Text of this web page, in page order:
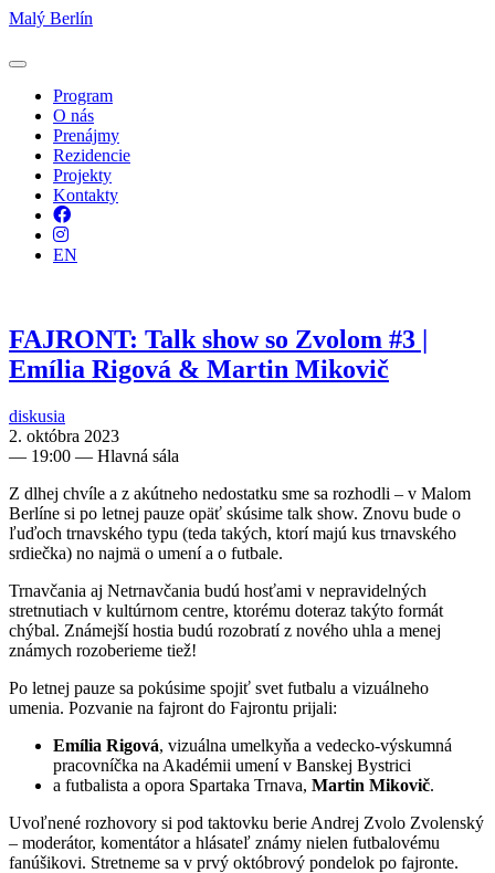
Malý Berlín
Program
O nás
Prenájmy
Rezidencie
Projekty
Kontakty
Facebook
Instagram
EN
FAJRONT: Talk show so Zvolom #3 |
Emília Rigová & Martin Mikovič
diskusia
2. októbra 2023
— 19:00 — Hlavná sála
Z dlhej chvíle a z akútneho nedostatku sme sa rozhodli – v Malom
Berlíne si po letnej pauze opäť skúsime talk show. Znovu bude o
ľuďoch trnavského typu (teda takých, ktorí majú kus trnavského
srdiečka) no najmä o umení a o futbale.
Trnavčania aj Netrnavčania budú hosťami v nepravidelných
stretnutiach v kultúrnom centre, ktorému doteraz takýto formát
chýbal. Známejší hostia budú rozobratí z nového uhla a menej
známych rozoberieme tiež!
Po letnej pauze sa pokúsime spojiť svet futbalu a vizuálneho
umenia. Pozvanie na fajront do Fajrontu prijali:
Emília Rigová, vizuálna umelkyňa a vedecko-výskumná
pracovníčka na Akadémii umení v Banskej Bystrici
a futbalista a opora Spartaka Trnava, Martin Mikovič.
Uvoľnené rozhovory si pod taktovku berie Andrej Zvolo Zvolenský
– moderátor, komentátor a hlásateľ známy nielen futbalovému
fanúšikovi. Stretneme sa v prvý októbrový pondelok po fajronte.